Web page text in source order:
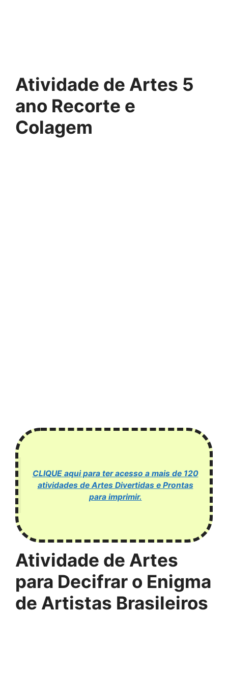
Atividade de Artes 5
ano Recorte e
Colagem
CLIQUE aqui para ter acesso a mais de 120
atividades de Artes Divertidas e Prontas
para imprimir.
Atividade de Artes
para Decifrar o Enigma
de Artistas Brasileiros